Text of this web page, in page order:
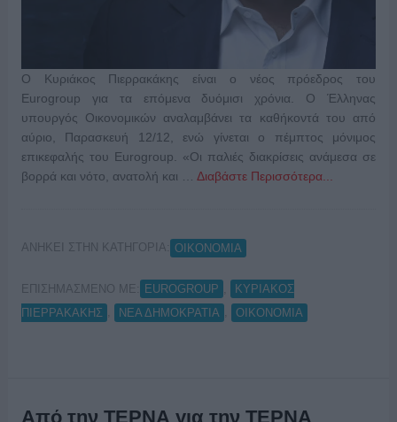
Ο Κυριάκος Πιερρακάκης είναι ο νέος πρόεδρος του
Eurogroup για τα επόμενα δυόμισι χρόνια. Ο Έλληνας
υπουργός Οικονομικών αναλαμβάνει τα καθήκοντά του από
αύριο, Παρασκευή 12/12, ενώ γίνεται ο πέμπτος μόνιμος
επικεφαλής του Eurogroup. «Οι παλιές διακρίσεις ανάμεσα σε
βορρά και νότο, ανατολή και … Διαβάστε Περισσότερα...
ΑΝΗΚΕΙ ΣΤΗΝ ΚΑΤΗΓΟΡΙΑ: ΟΙΚΟΝΟΜΙΑ
ΕΠΙΣΗΜΑΣΜΕΝΟ ΜΕ: EUROGROUP
ΚΥΡΙΑΚΟΣ
ΠΙΕΡΡΑΚΑΚΗΣ
ΝΕΑ ΔΗΜΟΚΡΑΤΙΑ ΟΙΚΟΝΟΜΙΑ
Από την ΤΕΡΝΑ για την ΤΕΡΝΑ